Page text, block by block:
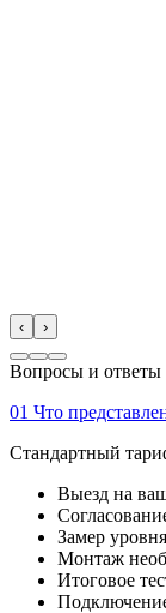
‹ ›
Вопросы и ответы
01 Что
Стандартный
Выезд на
Замер
Монтаж
Итоговое